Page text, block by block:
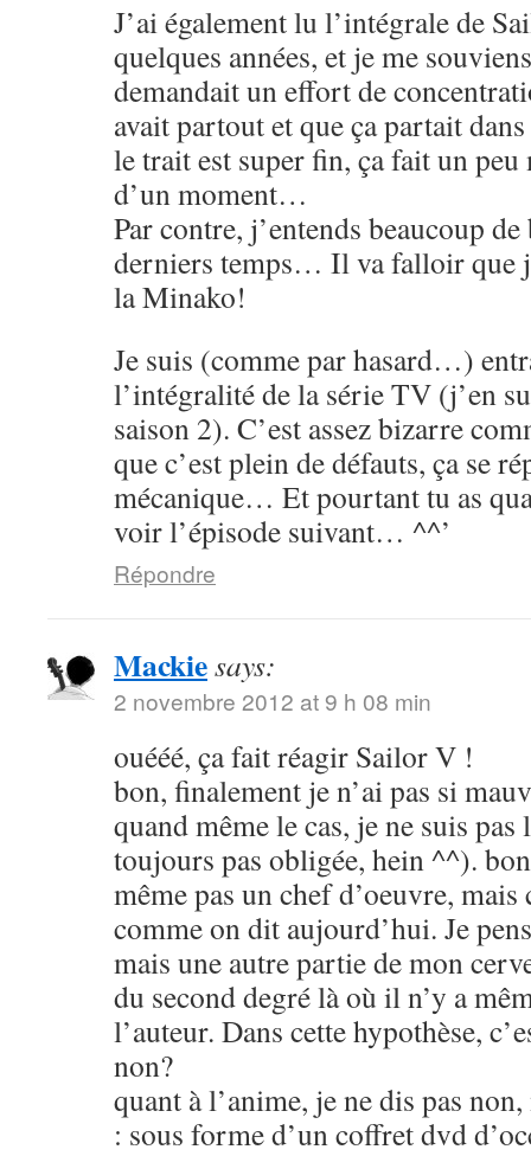
J’ai également lu l’intégrale de
quelques années, et je me
demandait un effort de
avait partout et que ça partait
le trait est super fin, ça fait un
d’un moment…
Par contre, j’entends beaucoup
derniers temps… Il va falloir que
la Minako!
Je suis (comme par hasard…)
l’intégralité de la série TV (j’en
saison 2). C’est assez bizarre
que c’est plein de défauts, ça se
mécanique… Et pourtant tu as
voir l’épisode suivant… ^^’
Répondre
Mackiesays:
2 novembre 2012 at 9 h 08 min
ouééé, ça fait réagir Sailor V !
bon, finalement je n’ai pas si
quand même le cas, je ne suis pas
toujours pas obligée, hein ^^).
même pas un chef d’oeuvre,
comme on dit aujourd’hui. Je
mais une autre partie de mon
du second degré là où il n’y a
l’auteur. Dans cette hypothèse,
non?
quant à l’anime, je ne dis pas
: sous forme d’un coffret dvd